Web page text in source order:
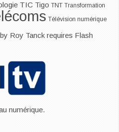
TIC Tigo TNT Transformation
Télévision numérique
Roy Tanck requires Flash
numérique.